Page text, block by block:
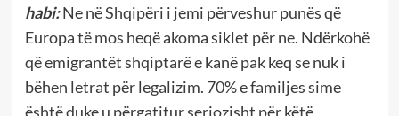
habi:Ne në Shqipëri i jemi përveshur punës që
Europa të mos heqë akoma siklet për ne. Ndërkohë
që emigrantët shqiptarë e kanë pak keq se nuk i
bëhen letrat për legalizim. 70% e familjes sime
është duke u përgatitur seriozisht për këtë